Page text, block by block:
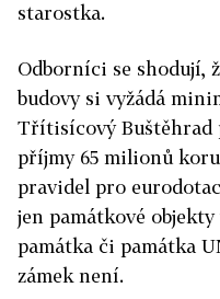
starostka.
Odborníci se shodují,
budovy si vyžádá
Třítisícový
příjmy 65 milionů
pravidel pro
jen památkové
památka či památka
zámek není.